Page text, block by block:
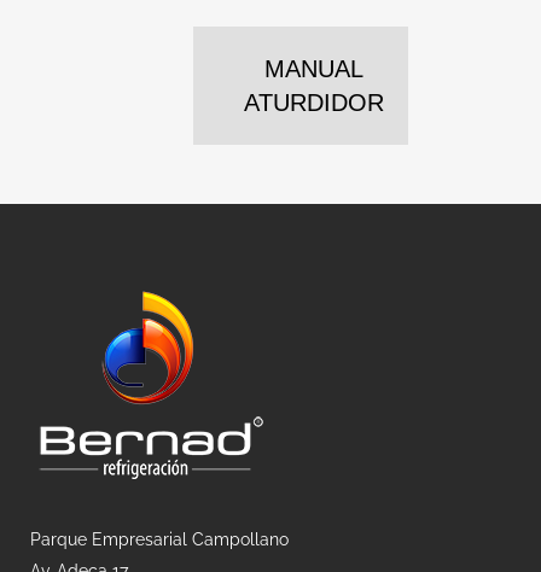
MANUAL
ATURDIDOR
Parque Empresarial Campollano